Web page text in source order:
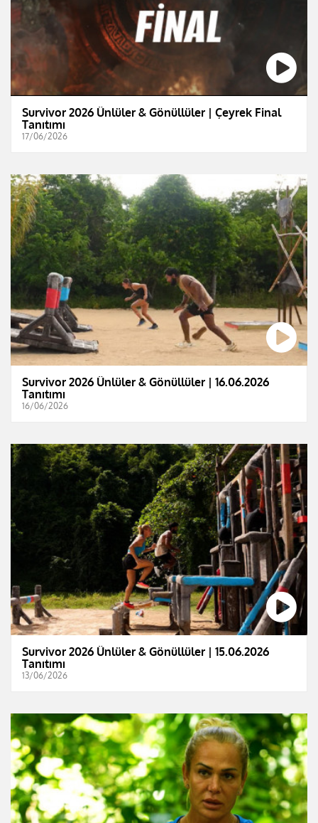
Survivor 2026 Ünlüler & Gönüllüler | Çeyrek Final
Tanıtımı
17/06/2026
Survivor 2026 Ünlüler & Gönüllüler | 16.06.2026
Tanıtımı
16/06/2026
Survivor 2026 Ünlüler & Gönüllüler | 15.06.2026
Tanıtımı
13/06/2026